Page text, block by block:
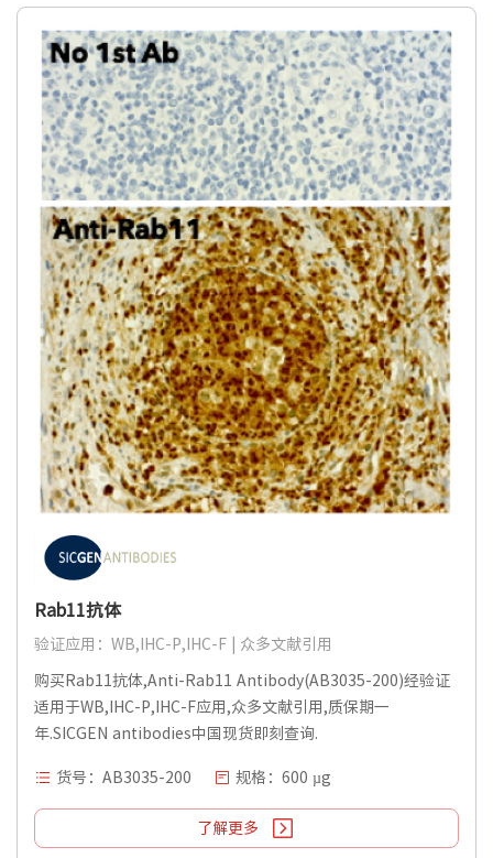
Rab11抗体
验证应用：WB,IHC-P,IHC-F | 众多文献引用
购买Rab11抗体,Anti-Rab11 Antibody(AB3035-200)经验证
适用于WB,IHC-P,IHC-F应用,众多文献引用,质保期一
年.SICGEN antibodies中国现货即刻查询.
货号：AB3035-200 规格：600 µg
了解更多